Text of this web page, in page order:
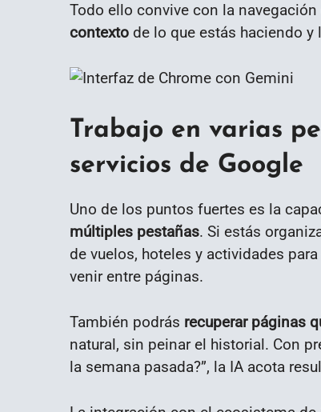
Todo ello convive con la
contexto de lo que estás haciendo y
Trabajo en varias
servicios de Google
Uno de los puntos fuertes es la
múltiples pestañas. Si estás
de vuelos, hoteles y actividades para
venir entre páginas.
También podrás recuperar páginas
natural, sin peinar el historial. Con
la semana pasada?”, la IA acota